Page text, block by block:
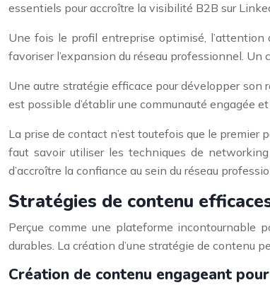
essentiels pour accroître la visibilité B2B sur
Une fois le profil entreprise optimisé, l’attention
favoriser l’expansion du réseau professionnel.
Une autre stratégie efficace pour développer son
est possible d’établir une communauté engagée
La prise de contact n’est toutefois que le
faut savoir utiliser les techniques de
d’accroître la confiance au sein du réseau
Stratégies de contenu
Perçue comme une plateforme incontournable
durables. La création d’une stratégie de contenu
Création de contenu engageant